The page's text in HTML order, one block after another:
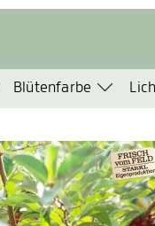
Blütenfarbe